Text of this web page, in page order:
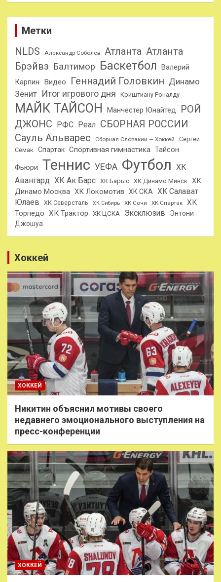
Метки
NLDS
Александр Соболев Атланта Атланта
Брэйвз Балтимор Баскетбол
Валерий
Карпин
Видео Геннадий Головкин Динамо
Зенит Итог игрового дня Криштиану Роналду
МАЙК ТАЙСОН Манчестер Юнайтед
РОЙ
ДЖОНС
РФС Реал СБОРНАЯ РОССИИ
Сауль Альварес Сборная Словакии — Хоккей
Сергей
Семак Спартак Спортивная гимнастика Тайсон
Фьюри Теннис УЕФА Футбол ХК
Авангард ХК Ак Барс ХК Барыс ХК Динамо Минск ХК
Динамо Москва ХК Локомотив ХК СКА ХК Салават
Юлаев
ХК Северсталь ХК Сибирь ХК Сочи ХК Спартак
ХК
Торпедо ХК Трактор ХК ЦСКА Эксклюзив
Энтони
Джошуа
Хоккей
ХОККЕЙ
Никитин объяснил мотивы своего
недавнего эмоционального выступления на
пресс-конференции
ХОККЕЙ